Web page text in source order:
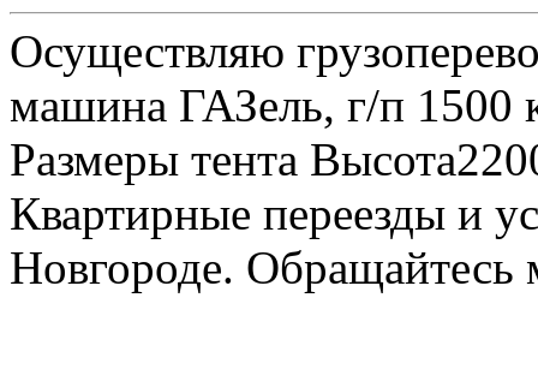
Осуществляю
машина ГАЗель, г/п 1500
Размеры тента
Квартирные переезды и
Новгороде.